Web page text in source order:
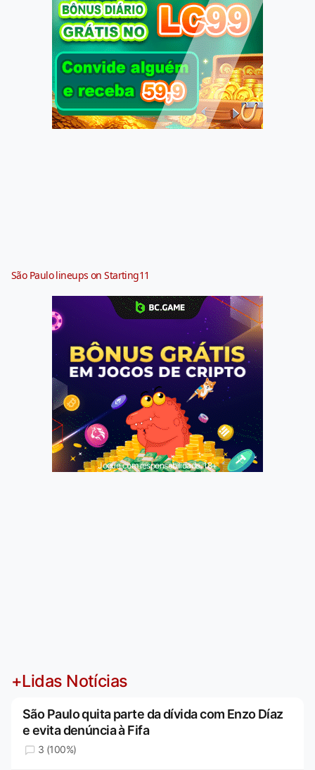
São Paulo lineups on Starting11
Jogue com responsabilidade. 18+
+Lidas Notícias
São Paulo quita parte da dívida com Enzo Díaz
e evita denúncia à Fifa
3 (100%)